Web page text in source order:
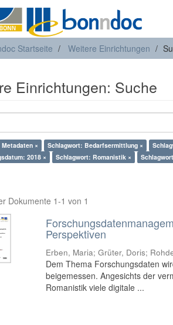
Startseite Weitere Einrichtungen
Einrichtungen: Suche
× Schlagwort: Bedarfsermittlung ×
2018 ×
Schlagwort: Romanistik ×
Dokumente 1-1 von 1
Perspektiven
Erben, Maria;Grüter, Doris;
Dem Thema Forschungsdaten
beigemessen. Angesichts der
Romanistik viele digitale ...